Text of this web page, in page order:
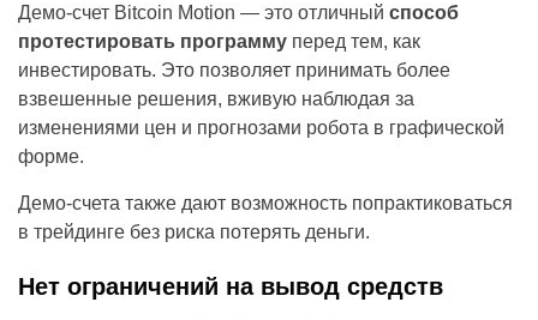
Демо-счет Bitcoin Motion — это отличный способ
протестировать программу перед тем, как
инвестировать. Это позволяет принимать более
взвешенные решения, вживую наблюдая за
изменениями цен и прогнозами робота в графической
форме.
Демо-счета также дают возможность попрактиковаться
в трейдинге без риска потерять деньги.
Нет ограничений на вывод средств